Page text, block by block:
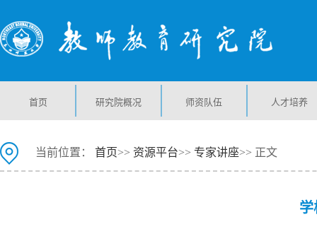
首页 研究院概况 师资队伍 人才培养
当前位置： 首页>> 资源平台>> 专家讲座>> 正文
学